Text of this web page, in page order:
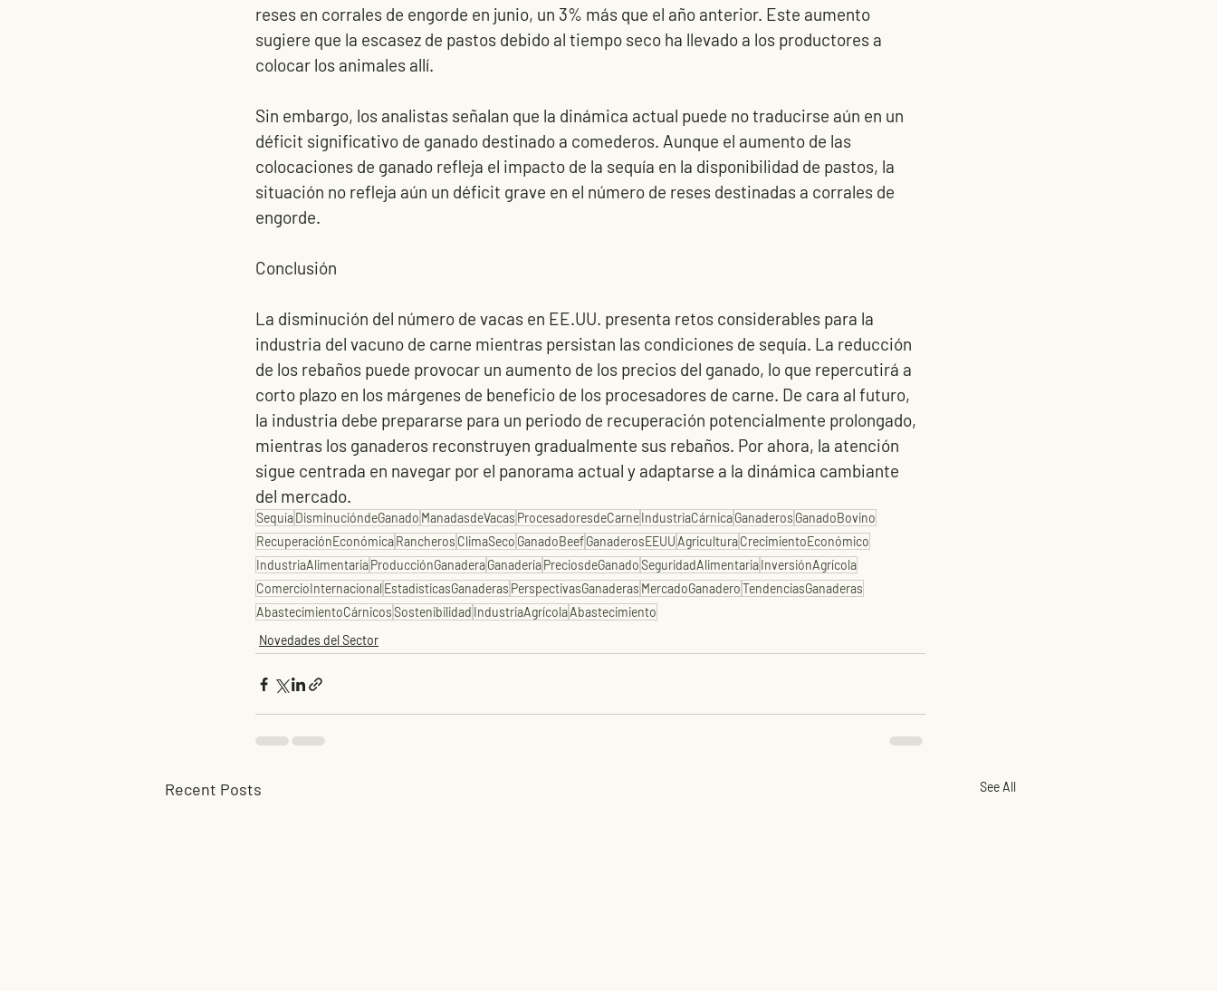
reses en corrales de engorde en junio, un 3% más que el año anterior. Este aumento
sugiere que la escasez de pastos debido al tiempo seco ha llevado a los productores a
colocar los animales allí.
Sin embargo, los analistas señalan que la dinámica actual puede no traducirse aún en un
déficit significativo de ganado destinado a comederos. Aunque el aumento de las
colocaciones de ganado refleja el impacto de la sequía en la disponibilidad de pastos, la
situación no refleja aún un déficit grave en el número de reses destinadas a corrales de
engorde.
Conclusión
La disminución del número de vacas en EE.UU. presenta retos considerables para la
industria del vacuno de carne mientras persistan las condiciones de sequía. La reducción
de los rebaños puede provocar un aumento de los precios del ganado, lo que repercutirá a
corto plazo en los márgenes de beneficio de los procesadores de carne. De cara al futuro,
la industria debe prepararse para un periodo de recuperación potencialmente prolongado,
mientras los ganaderos reconstruyen gradualmente sus rebaños. Por ahora, la atención
sigue centrada en navegar por el panorama actual y adaptarse a la dinámica cambiante
del mercado.
SequíaDisminucióndeGanado ManadasdeVacas ProcesadoresdeCarneIndustriaCárnicaGanaderos GanadoBovino
RecuperaciónEconómicaRancheros ClimaSeco GanadoBeefGanaderosEEUU AgriculturaCrecimientoEconómico
IndustriaAlimentariaProducciónGanaderaGanaderíaPreciosdeGanadoSeguridadAlimentariaInversiónAgrícola
ComercioInternacional EstadísticasGanaderas PerspectivasGanaderas MercadoGanaderoTendenciasGanaderas
AbastecimientoCárnicosSostenibilidad IndustriaAgrícolaAbastecimiento
Novedades del Sector
Recent Posts See All